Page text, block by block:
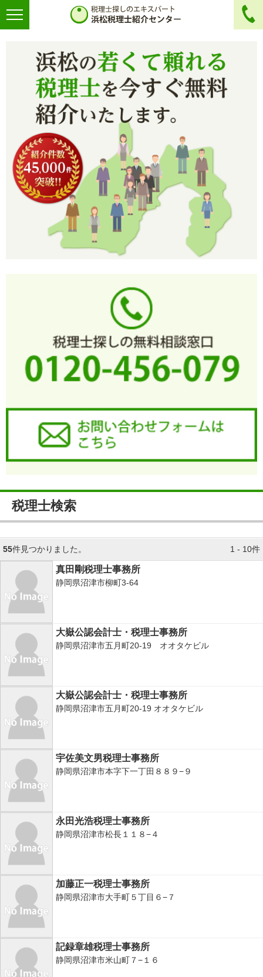
税理士検索
55件見つかりました。 1 - 10件
真田剛税理士事務所
静岡県沼津市柳町3-64
大嶽公認会計士・税理士事務所
静岡県沼津市五月町20‐19 オオタケビル
大嶽公認会計士・税理士事務所
静岡県沼津市五月町20-19 オオタケビル
宇佐美文男税理士事務所
静岡県沼津市本字下一丁田８８９−９
永田光浩税理士事務所
静岡県沼津市松長１１８−４
加藤正一税理士事務所
静岡県沼津市大手町５丁目６−７
記録章雄税理士事務所
静岡県沼津市米山町７−１６